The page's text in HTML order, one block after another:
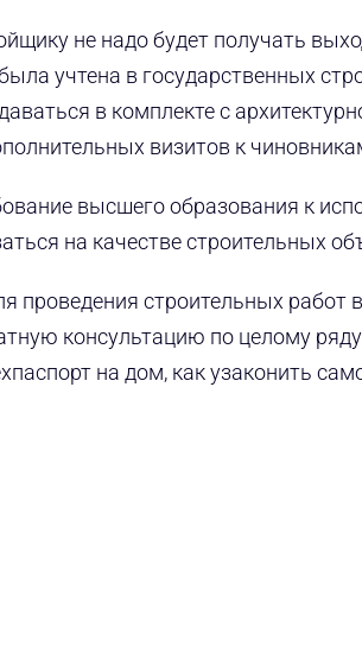
не надо будет получать
учтена в государственных
в комплекте с
визитов к
высшего образования к
на качестве строительных
проведения строительных работ
консультацию по целому
на дом, как узаконить